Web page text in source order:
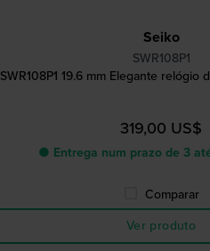
Seiko
SWR108P1
SWR108P1 19.6 mm Elegante
319,00 US$
● Entrega num prazo de 3
Comparar
Ver produto